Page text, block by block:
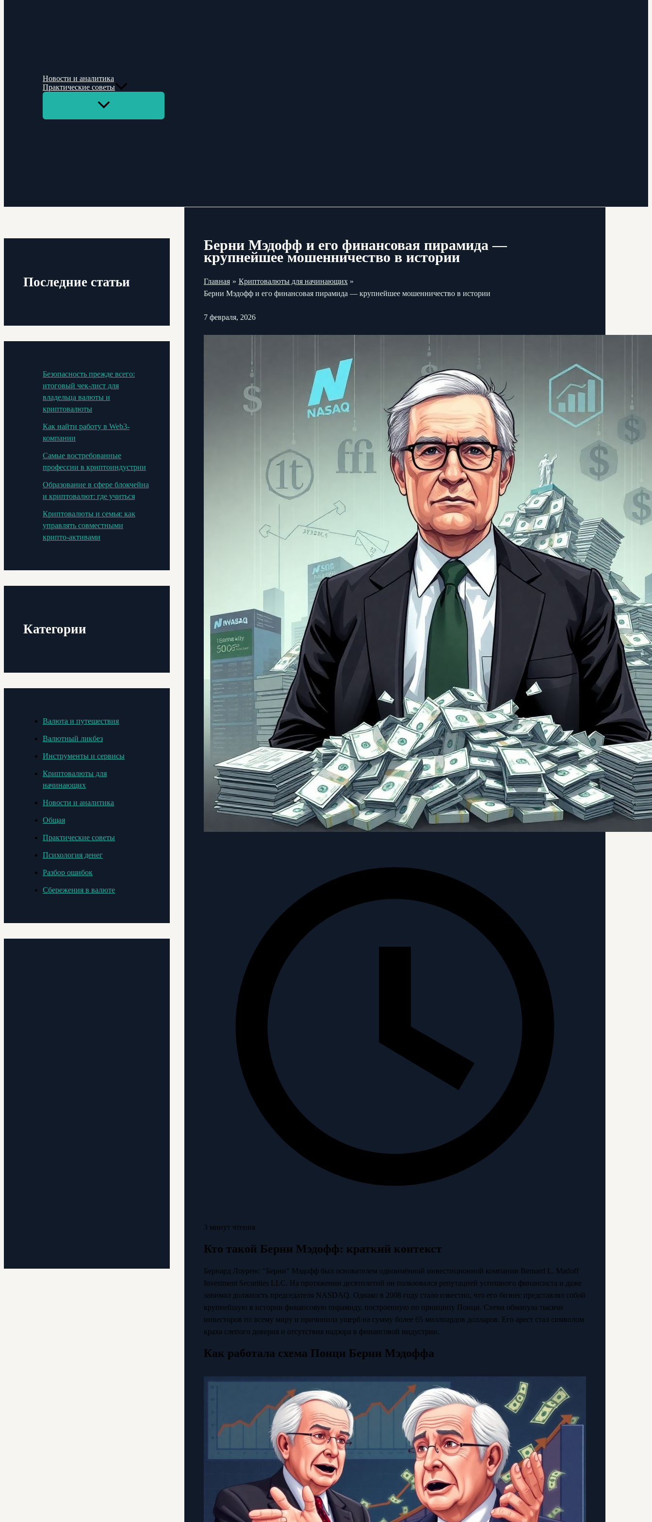
Новости и аналитика
Практические советы
Переключатель
Последние статьи
Безопасность прежде всего:
итоговый чек-лист для
владельца валюты и
криптовалюты
Как найти работу в Web3-
компании
Самые востребованные
профессии в криптоиндустрии
Образование в сфере блокчейна
и криптовалют: где учиться
Криптовалюты и семья: как
управлять совместными
крипто-активами
Категории
Валюта и путешествия
Валютный ликбез
Инструменты и сервисы
Криптовалюты для
начинающих
Новости и аналитика
Общая
Практические советы
Психология денег
Разбор ошибок
Сбережения в валюте
Берни Мэдофф и его финансовая пирамида —
крупнейшее мошенничество в истории
Главная
Криптовалюты для начинающих
Берни Мэдофф и его финансовая пирамида — крупнейшее мошенничество в истории
7 февраля, 2026
3 минут чтения
Кто такой Берни Мэдофф: краткий контекст
Бернард Лоуренс "Берни" Мэдофф был основателем одноимённой инвестиционной компании Bernard L. Madoff
Investment Securities LLC. На протяжении десятилетий он пользовался репутацией успешного финансиста и даже
занимал должность председателя NASDAQ. Однако в 2008 году стало известно, что его бизнес представлял собой
крупнейшую в истории финансовую пирамиду, построенную по принципу Понци. Схема обманула тысячи
инвесторов по всему миру и причинила ущерб на сумму более 65 миллиардов долларов. Его арест стал символом
краха слепого доверия и отсутствия надзора в финансовой индустрии.
Как работала схема Понци Берни Мэдоффа